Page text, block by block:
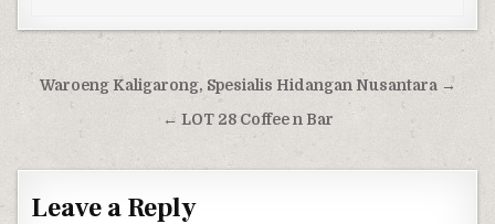
Post navigation
Waroeng Kaligarong, Spesialis Hidangan Nusantara →
← LOT 28 Coffee n Bar
Leave a Reply